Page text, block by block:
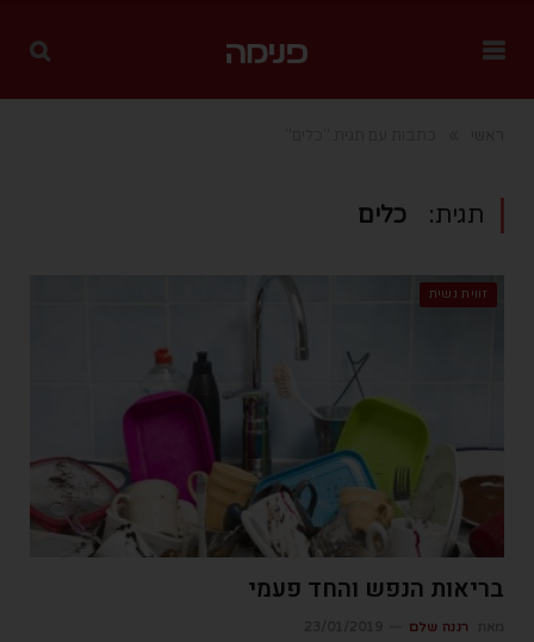
תגית: כלים
זווית נשית
בריאות הנפש והחד פעמי
רננה שלם